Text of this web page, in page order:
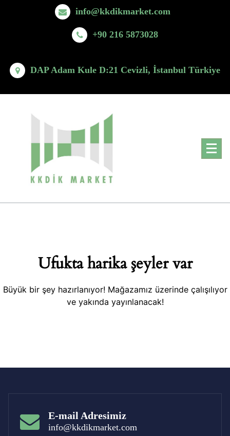
info@kkdikmarket.com
+90 216 5873028
DAP Adam Kule D:21 Cevizli, İstanbul Türkiye
Ufukta harika şeyler var
Büyük bir şey hazırlanıyor! Mağazamız üzerinde çalışılıyor
ve yakında yayınlanacak!
E-mail Adresimiz
info@kkdikmarket.com